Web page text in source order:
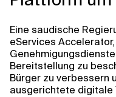
Eine saudische
eServices
Bereitstellung zu
Bürger zu verbessern
ausgerichtete digitale